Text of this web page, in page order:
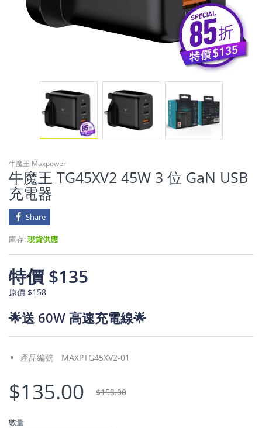
牛魔王 Maxpower
牛魔王 TG45XV2 45W 3 位 GaN USB
充電器
Share
庫存:現貨供應
特價 $135
原價 $158
🌟送 60W 高速充電線🌟
產品編號 MAXPTG45XV2-01
$135.00 $158.00
數量